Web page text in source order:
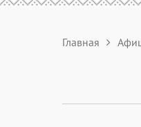
Главная